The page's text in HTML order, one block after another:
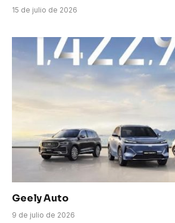
15 de julio de 2026
Geely Auto
9 de julio de 2026